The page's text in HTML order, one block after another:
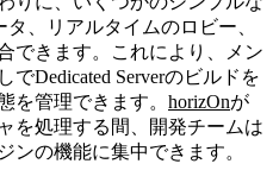
、リアルタイムのロビー、
できます。これにより、メン
Dedicated Serverのビルドを
を管理できます。 horizOnが
を処理する間、開発チームは
ンの機能に集中できます。